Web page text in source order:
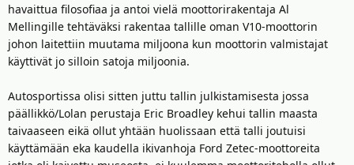
havaittua filosofiaa ja antoi vielä moottorirakentaja Al
Mellingille tehtäväksi rakentaa tallille oman V10-moottorin
johon laitettiin muutama miljoona kun moottorin valmistajat
käyttivät jo silloin satoja miljoonia.
Autosportissa olisi sitten juttu tallin julkistamisesta jossa
päällikkö/Lolan perustaja Eric Broadley kehui tallin maasta
taivaaseen eikä ollut yhtään huolissaan että talli joutuisi
käyttämään eka kaudella ikivanhoja Ford Zetec-moottoreita